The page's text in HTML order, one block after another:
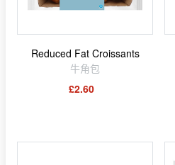
Reduced Fat Croissants
牛角包
£2.60